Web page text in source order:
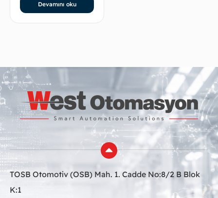
Devamını oku
TOSB Otomotiv (OSB) Mah. 1. Cadde No:8/2 B Blok
K:1